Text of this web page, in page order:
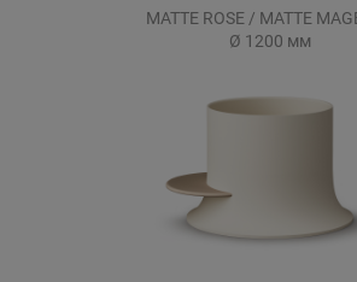
MATTE ROSE / MATTE
Ø 1200 мм